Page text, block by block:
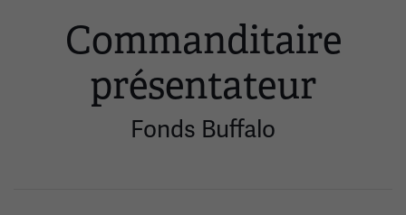
naviguer.Commanditaire
présentateur
Fonds Buffalo